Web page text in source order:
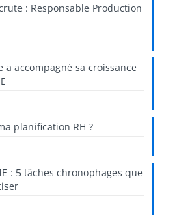
: Responsable Production
a accompagné sa croissance
planification RH ?
: 5 tâches chronophages que